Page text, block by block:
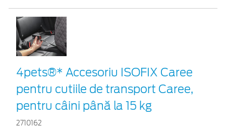
4pets®* Accesoriu ISOFIX Caree
pentru cutiile de transport Caree,
pentru câini până la 15 kg
2710162